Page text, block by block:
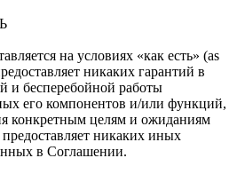
на условиях «как есть» (as
никаких гарантий в
и бесперебойной работы
его компонентов и/или функций,
конкретным целям и ожиданиям
никаких иных
в Соглашении.